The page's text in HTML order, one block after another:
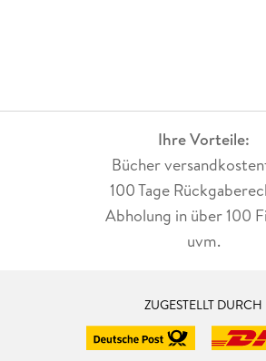
Ihre Vorteile:
Bücher
100 Tage
Abholung in über 100
uvm.
ZUGESTELLT DURCH